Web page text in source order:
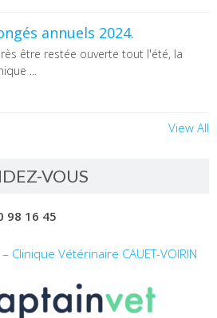
annuels 2024.
être restée ouverte tout l'été, la
...
View All
VOUS
98 16 45
Clinique Vétérinaire CAUET-VOIRIN